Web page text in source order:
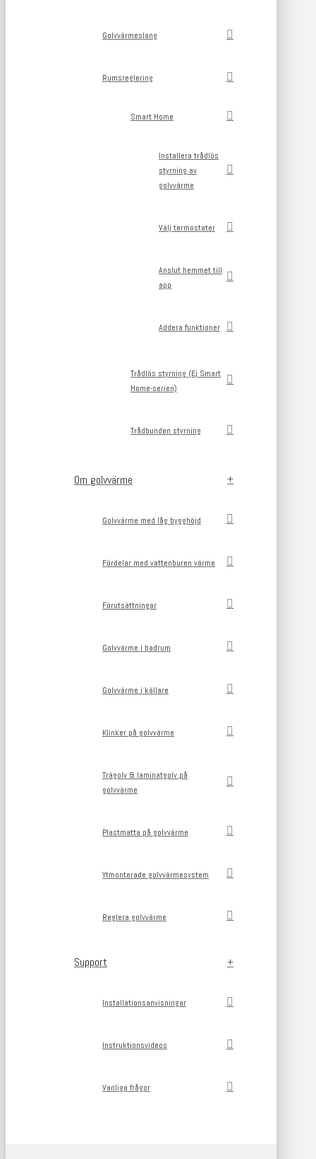
Golvvärmeslang
Rumsreglering
Smart Home
Installera trådlös
styrning av
golvvärme
Välj termostater
Anslut hemmet till
app
Addera funktioner
Trådlös styrning (Ej Smart
Home-serien)
Trådbunden styrning
Om golvvärme
Golvvärme med låg bygghöjd
Fördelar med vattenburen värme
Förutsättningar
Golvvärme i badrum
Golvvärme i källare
Klinker på golvvärme
Trägolv & laminatgolv på
golvvärme
Plastmatta på golvvärme
Ytmonterade golvvärmesystem
Reglera golvvärme
Support
Installationsanvisningar
Instruktionsvideos
Vanliga frågor